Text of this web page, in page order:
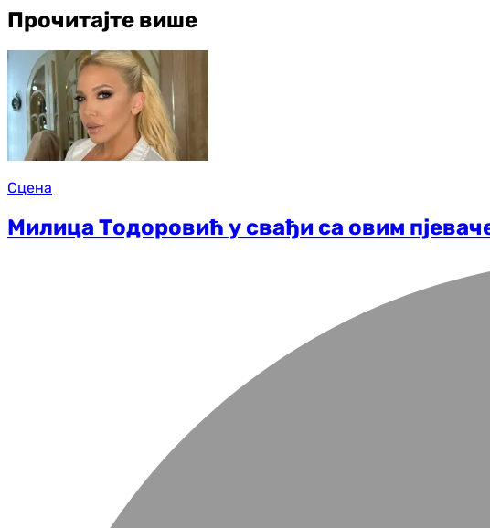
Прочитајте више
Сцена
Милица Тодоровић у свађи са овим